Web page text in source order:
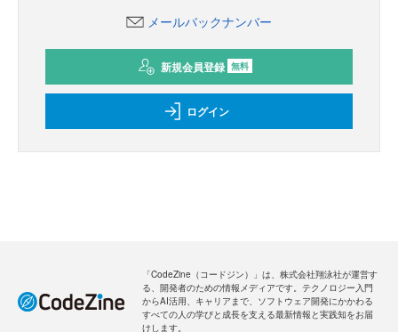
メールバックナンバー
新規会員登録 無料
ログイン
「CodeZine（コードジン）」は、株式会社翔泳社が運営す
る、開発者のための情報メディアです。テクノロジー入門
からAI活用、キャリアまで、ソフトウェア開発にかかわる
すべての人の学びと成長を支える最新情報と実践知をお届
けします。